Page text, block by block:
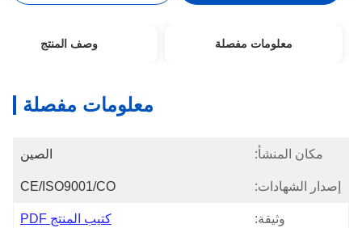
معلومات مفصلة وصف المنتج
معلومات مفصلة
مكان المنشأ: الصين
إصدار الشهادات: CE/ISO9001/CO
وثيقة: كتيب المنتج PDF